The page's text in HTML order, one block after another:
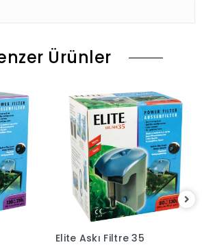
Ürünler
Elite Askı Filtre 35